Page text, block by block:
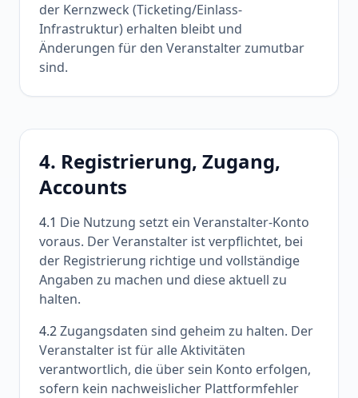
der Kernzweck (Ticketing/Einlass-
Infrastruktur) erhalten bleibt und
Änderungen für den Veranstalter zumutbar
sind.
4. Registrierung, Zugang,
Accounts
4.1 Die Nutzung setzt ein Veranstalter-Konto
voraus. Der Veranstalter ist verpflichtet, bei
der Registrierung richtige und vollständige
Angaben zu machen und diese aktuell zu
halten.
4.2Zugangsdaten sind geheim zu halten. Der
Veranstalter ist für alle Aktivitäten
verantwortlich, die über sein Konto erfolgen,
sofern kein nachweislicher Plattformfehler